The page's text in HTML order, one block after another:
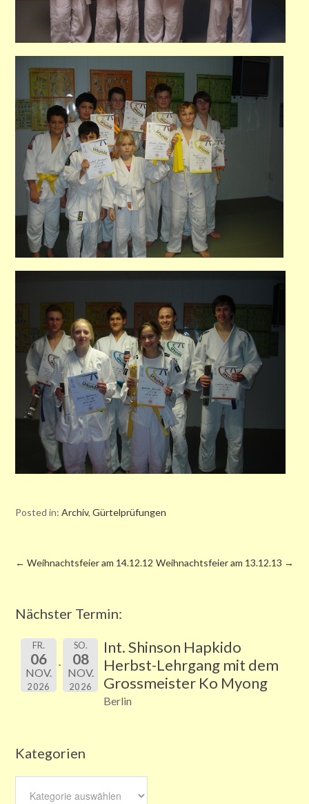
Posted in:Archiv,Gürtelprüfungen
← Weihnachtsfeier am 14.12.12 Weihnachtsfeier am 13.12.13 →
Nächster Termin:
FR.
06
NOV.
2026
SO.
08
NOV.
2026
Int. Shinson Hapkido
Herbst-Lehrgang mit dem
Grossmeister Ko Myong
Berlin
Kategorien